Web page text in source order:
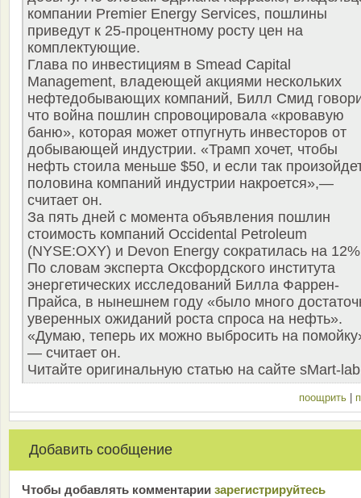
компании Premier Energy Services, пошлины
приведут к 25-процентному росту цен на
комплектующие.
Глава по инвестициям в Smead Capital
Management, владеющей акциями нескольких
нефтедобывающих компаний, Билл Смид
что война пошлин спровоцировала «кровавую
баню», которая может отпугнуть инвесторов от
добывающей индустрии. «Трамп хочет, чтобы
нефть стоила меньше $50, и если так
половина компаний индустрии накроется»,—
считает он.
За пять дней с момента объявления пошлин
стоимость компаний Occidental Petroleum
(NYSE:OXY) и Devon Energy сократилась на
По словам эксперта Оксфордского института
энергетических исследований Билла Фаррен-
Прайса, в нынешнем году «было много
уверенных ожиданий роста спроса на нефть».
«Думаю, теперь их можно выбросить на
— считает он.
Читайте оригинальную статью на сайте sMart-
поощрить
Добавить сообщение
Чтобы добавлять комментарии зарeгиcтрирyйтeсь